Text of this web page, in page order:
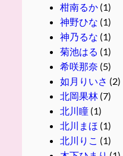
柑南るか(1)
神野ひな (1)
神乃るな (1)
菊池はる (1)
希咲那奈 (5)
如月りいさ (2)
北岡果林 (7)
北川瞳(1)
北川まほ (1)
北川りこ (1)